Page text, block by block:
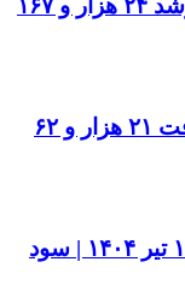
بورس هفته را منفی تمام کرد؛ افت ۲۱ هزار و ۶۲
اعلام ارزش روز سهام عدالت، ۱۶ تیر ۱۴۰۴ | سود